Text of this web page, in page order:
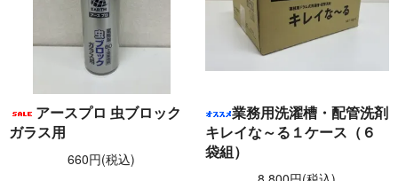
アースプロ 虫ブロック
ガラス用
660円(税込)
業務用洗濯槽・配管洗剤
キレイな～る１ケース（６
袋組）